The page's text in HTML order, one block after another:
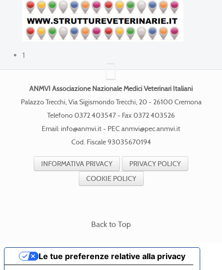
1
ANMVI Associazione Nazionale Medici Veterinari Italiani
Palazzo Trecchi, Via Sigismondo Trecchi, 20 - 26100 Cremona
Telefono 0372 403547 - Fax 0372 403526
Email: info@anmvi.it- PEC anmvi@pec.anmvi.it
Cod. Fiscale 93035670194
INFORMATIVA PRIVACY
PRIVACY POLICY
COOKIE POLICY
Back to Top
Le tue preferenze relative alla privacy